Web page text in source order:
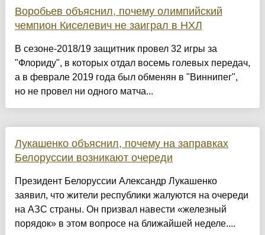
Воробьев объяснил, почему олимпийский
чемпион Киселевич не заиграл в НХЛ
В сезоне-2018/19 защитник провел 32 игры за
"Флориду", в которых отдал восемь голевых передач,
а в феврале 2019 года был обменян в "Виннипег",
но не провел ни одного матча...
Лукашенко объяснил, почему на заправках
Белоруссии возникают очереди
Президент Белоруссии Александр Лукашенко
заявил, что жители республики жалуются на очереди
на АЗС страны. Он призвал навести «железный
порядок» в этом вопросе на ближайшей неделе....